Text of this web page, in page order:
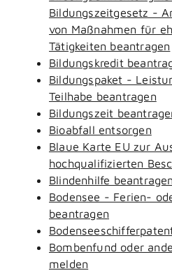
Bildungszeitgesetz -
von Maßnahmen für
Tätigkeiten beantragen
Bildungskredit
Bildungspaket -
Teilhabe beantragen
Bildungszeit
Bioabfall entsorgen
Blaue Karte EU zur
hochqualifizierten
Blindenhilfe beantragen
Bodensee - Ferien-
beantragen
Bombenfund oder
melden